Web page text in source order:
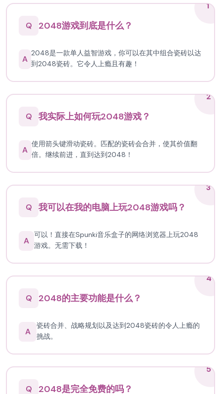
1
Q
2048游戏到底是什么？
A
2048是一款单人益智游戏，你可以在其中组合瓷砖以达
到2048瓷砖。它令人上瘾且有趣！
2
Q
我实际上如何玩2048游戏？
A
使用箭头键滑动瓷砖。匹配的瓷砖会合并，使其价值翻
倍。继续前进，直到达到2048！
3
Q
我可以在我的电脑上玩2048游戏吗？
A
可以！直接在Spunki音乐盒子的网络浏览器上玩2048
游戏。无需下载！
4
Q
2048的主要功能是什么？
A
瓷砖合并、战略规划以及达到2048瓷砖的令人上瘾的
挑战。
5
Q
2048是完全免费的吗？